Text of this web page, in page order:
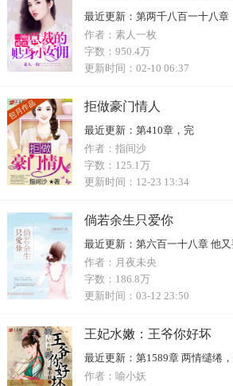
最近更新： 第两千八百一十八章
作者： 素人一枚
字数： 950.4万
更新时间： 02-10 06:37
拒做豪门情人
最近更新： 第410章，完
作者： 指间沙
字数： 125.1万
更新时间： 12-23 13:34
倘若余生只爱你
最近更新： 第六百一十八章 他又
作者： 月夜未央
字数： 186.8万
更新时间： 03-12 23:50
王妃水嫩：王爷你好坏
最近更新： 第1589章 两情缱绻
作者： 喻小妖